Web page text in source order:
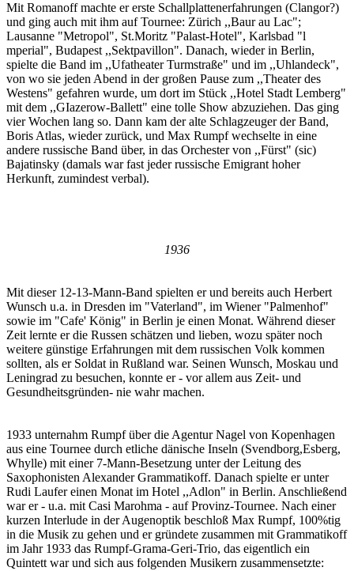
Mit Romanoff machte er erste Schallplattenerfahrungen (Clangor?)
und ging auch mit ihm auf Tournee: Zürich ,,Baur au Lac";
Lausanne "Metropol", St.Moritz "Palast-Hotel", Karlsbad "l
mperial", Budapest ,,Sektpavillon". Danach, wieder in Berlin,
spielte die Band im ,,Ufatheater Turmstraße" und im ,,Uhlandeck",
von wo sie jeden Abend in der großen Pause zum ,,Theater des
Westens" gefahren wurde, um dort im Stück ,,Hotel Stadt Lemberg"
mit dem ,,GIazerow-Ballett" eine tolle Show abzuziehen. Das ging
vier Wochen lang so. Dann kam der alte Schlagzeuger der Band,
Boris Atlas, wieder zurück, und Max Rumpf wechselte in eine
andere russische Band über, in das Orchester von ,,Fürst" (sic)
Bajatinsky (damals war fast jeder russische Emigrant hoher
Herkunft, zumindest verbal).
1936
Mit dieser 12-13-Mann-Band spielten er und bereits auch Herbert
Wunsch u.a. in Dresden im "Vaterland", im Wiener "Palmenhof"
sowie im "Cafe' König" in Berlin je einen Monat. Während dieser
Zeit lernte er die Russen schätzen und lieben, wozu später noch
weitere günstige Erfahrungen mit dem russischen Volk kommen
sollten, als er Soldat in Rußland war. Seinen Wunsch, Moskau und
Leningrad zu besuchen, konnte er - vor allem aus Zeit- und
Gesundheitsgründen- nie wahr machen.
1933 unternahm Rumpf über die Agentur Nagel von Kopenhagen
aus eine Tournee durch etliche dänische Inseln (Svendborg,Esberg,
Whylle) mit einer 7-Mann-Besetzung unter der Leitung des
Saxophonisten Alexander Grammatikoff. Danach spielte er unter
Rudi Laufer einen Monat im Hotel ,,Adlon" in Berlin. Anschließend
war er - u.a. mit Casi Marohma - auf Provinz-Tournee. Nach einer
kurzen Interlude in der Augenoptik beschloß Max Rumpf, 100%tig
in die Musik zu gehen und er gründete zusammen mit Grammatikoff
im Jahr 1933 das Rumpf-Grama-Geri-Trio, das eigentlich ein
Quintett war und sich aus folgenden Musikern zusammensetzte: